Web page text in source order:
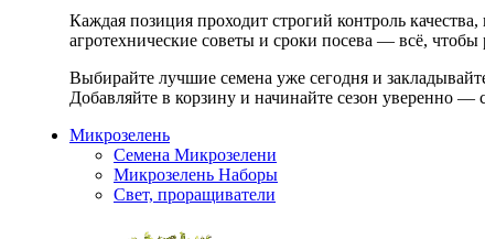
Каждая позиция проходит строгий контроль
агротехнические советы и сроки посева — всё, чтобы
Выбирайте лучшие семена уже сегодня и
Добавляйте в корзину и начинайте сезон уверенно —
Микрозелень
Семена Микрозелени
Микрозелень Наборы
Свет, проращиватели